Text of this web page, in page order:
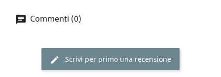
Commenti (0)
Scrivi per primo una recensione